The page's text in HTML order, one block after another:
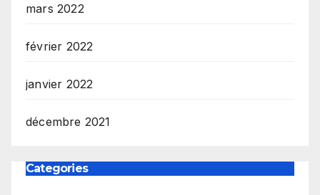
mars 2022
février 2022
janvier 2022
décembre 2021
Categories